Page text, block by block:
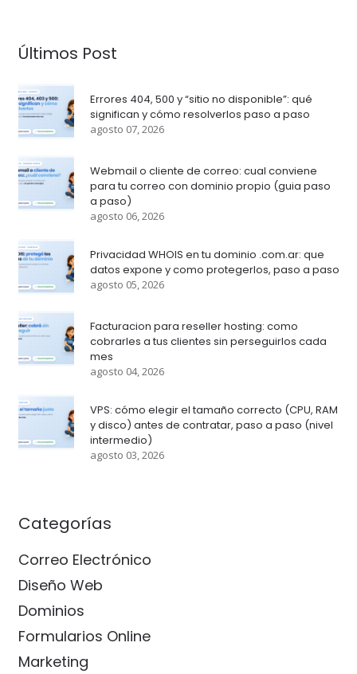
Últimos Post
Errores 404, 500 y “sitio no disponible”: qué
significan y cómo resolverlos paso a paso
agosto 07, 2026
Webmail o cliente de correo: cual conviene
para tu correo con dominio propio (guia paso
a paso)
agosto 06, 2026
Privacidad WHOIS en tu dominio .com.ar: que
datos expone y como protegerlos, paso a paso
agosto 05, 2026
Facturacion para reseller hosting: como
cobrarles a tus clientes sin perseguirlos cada
mes
agosto 04, 2026
VPS: cómo elegir el tamaño correcto (CPU, RAM
y disco) antes de contratar, paso a paso (nivel
intermedio)
agosto 03, 2026
Categorías
Correo Electrónico
Diseño Web
Dominios
Formularios Online
Marketing